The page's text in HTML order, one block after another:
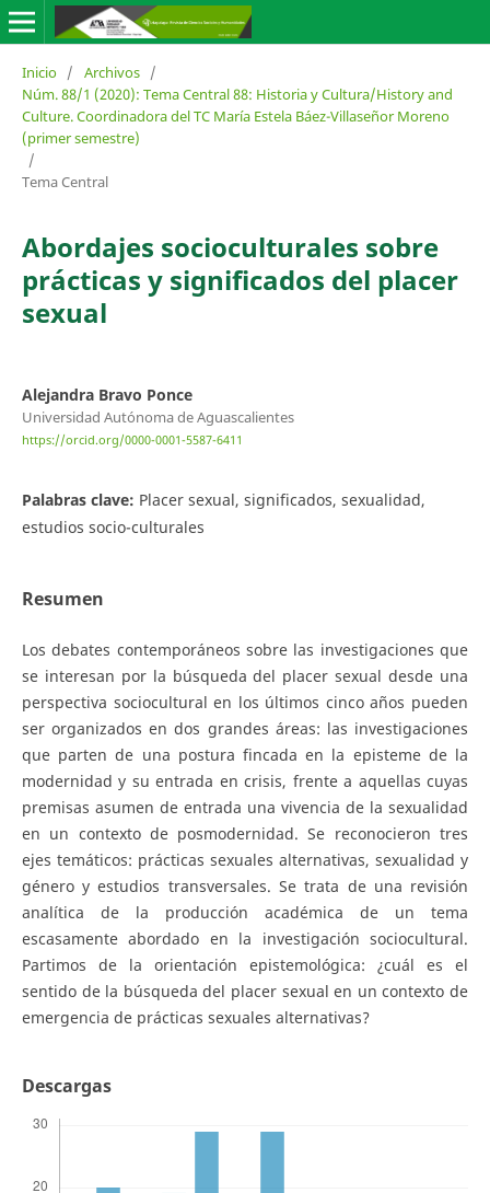
Inicio / Archivos /
Núm. 88/1 (2020): Tema Central 88: Historia y Cultura/History and
Culture. Coordinadora del TC María Estela Báez-Villaseñor Moreno
(primer semestre)
/
Tema Central
Abordajes socioculturales sobre
prácticas y significados del placer
sexual
Alejandra Bravo Ponce
Universidad Autónoma de Aguascalientes
https://orcid.org/0000-0001-5587-6411
Palabras clave: Placer sexual, significados, sexualidad,
estudios socio-culturales
Resumen
Los debates contemporáneos sobre las investigaciones que
se interesan por la búsqueda del placer sexual desde una
perspectiva sociocultural en los últimos cinco años pueden
ser organizados en dos grandes áreas: las investigaciones
que parten de una postura fincada en la episteme de la
modernidad y su entrada en crisis, frente a aquellas cuyas
premisas asumen de entrada una vivencia de la sexualidad
en un contexto de posmodernidad. Se reconocieron tres
ejes temáticos: prácticas sexuales alternativas, sexualidad y
género y estudios transversales. Se trata de una revisión
analítica de la producción académica de un tema
escasamente abordado en la investigación sociocultural.
Partimos de la orientación epistemológica: ¿cuál es el
sentido de la búsqueda del placer sexual en un contexto de
emergencia de prácticas sexuales alternativas?
Descargas